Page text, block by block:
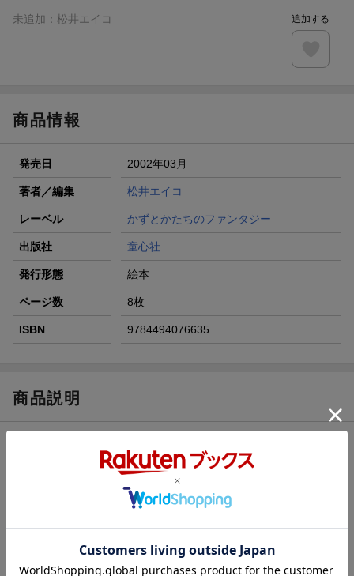
エントリー＆3,000円以上購入で無料データSIM（3GB/月プ
楽天モバイル紹介キャンペーンの拡散で300円OFFクーポン
未追加： 松井エイコ 追加する
商品情報
発売日 2002年03月
著者／編集 松井エイコ
レーベル かずとかたちのファンタジー
出版社 童心社
発行形態 絵本
ページ数 8枚
ISBN 9784494076635
商品説明
内容紹介（情報提供：絵本ナビ）
のかたまり」について、合体（変身）しても、5個に変わりはな
い。ということが自然にわかる作りになっています。